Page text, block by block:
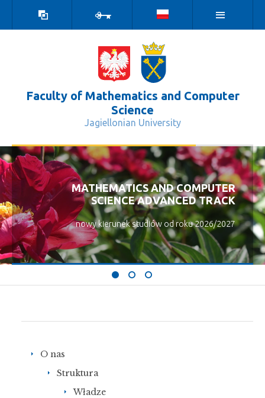
contrast
version
Faculty of Mathematics and Computer
Science
Jagiellonian University
Mapa serwisu - Wydział
MATHEMATICS AND COMPUTER
SCIENCE ADVANCED TRACK
nowy kierunek studiów od roku 2026/2027
O nas
Struktura
Władze